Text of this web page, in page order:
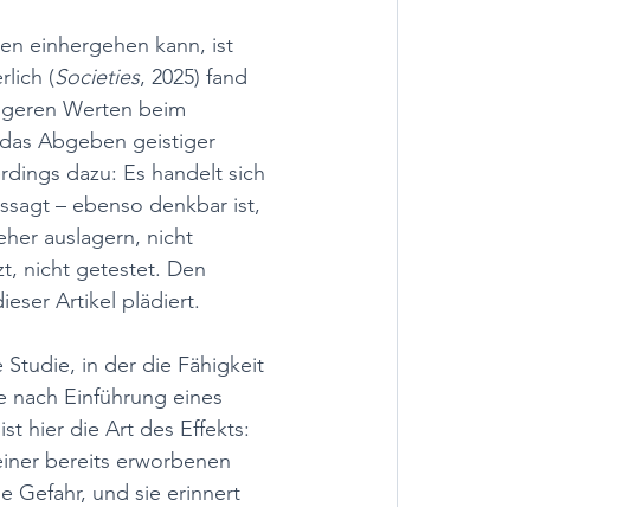
einhergehen kann, ist
(Societies, 2025) fand
Werten beim
Abgeben geistiger
dazu: Es handelt sich
– ebenso denkbar ist,
auslagern, nicht
nicht getestet. Den
Artikel plädiert.
in der die Fähigkeit
nach Einführung eines
hier die Art des Effekts:
bereits erworbenen
Gefahr, und sie erinnert